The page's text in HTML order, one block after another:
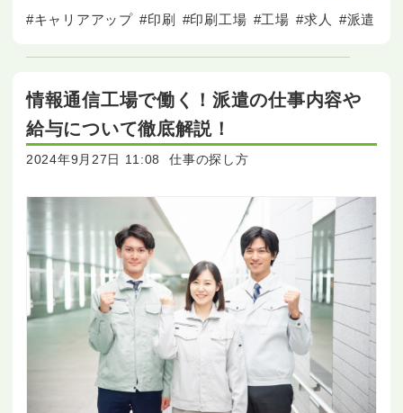
興味を持っている方や、これから始めようとしている
#キャリアアップ #印刷 #印刷工場 #工場 #求人 #派遣
情報通信工場で働く！派遣の仕事内容や
給与について徹底解説！
2024年9月27日 11:08 仕事の探し方